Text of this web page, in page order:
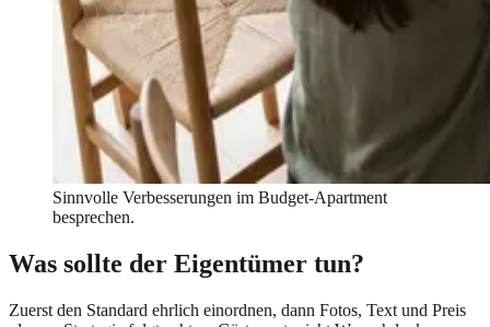
Sinnvolle Verbesserungen im Budget-Apartment
besprechen.
Was sollte der Eigentümer tun?
Zuerst den Standard ehrlich einordnen, dann Fotos, Text und Preis